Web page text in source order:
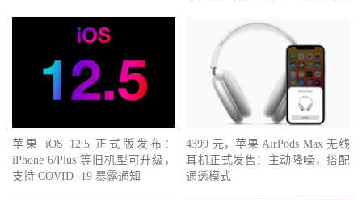
苹果 iOS 12.5 正式版发布：
iPhone 6/Plus 等旧机型可升级，
支持 COVID -19 暴露通知
4399 元，苹果 AirPods Max 无线
耳机正式发售：主动降噪，搭配
通透模式